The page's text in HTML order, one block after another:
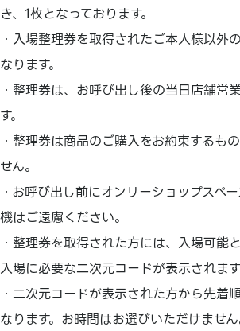
き、1枚となっております。
・入場整理券を取得されたご本人様以外
なります。
・整理券は、お呼び出し後の当日店舗営
す。
・整理券は商品のご購入をお約束するも
せん。
・お呼び出し前にオンリーショップスペ
機はご遠慮ください。
・整理券を取得された方には、入場可能
入場に必要な二次元コードが表示されます
・二次元コードが表示された方から先着
なります。お時間はお選びいただけません